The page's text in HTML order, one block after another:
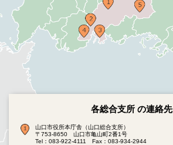
各総合支所 の連絡先
山口市役所本庁舎（山口総合支所）
〒753-8650 山口市亀山町2番1号
Tel：083-922-4111
Fax：083-934-2944